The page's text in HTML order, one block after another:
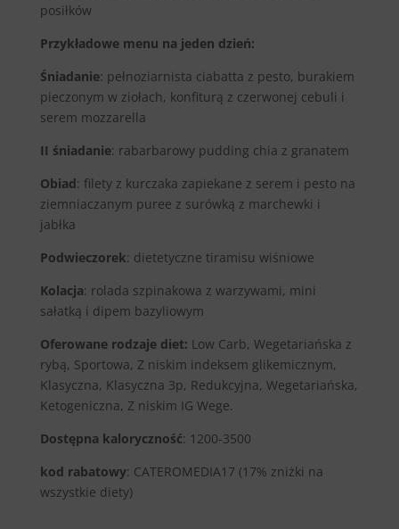
posiłków
Przykładowe menu na jeden dzień:
Śniadanie: pełnoziarnista ciabatta z pesto, burakiem
pieczonym w ziołach, konfiturą z czerwonej cebuli i
serem mozzarella
II śniadanie: rabarbarowy pudding chia z granatem
Obiad: filety z kurczaka zapiekane z serem i pesto na
ziemniaczanym puree z surówką z marchewki i
jabłka
Podwieczorek: dietetyczne tiramisu wiśniowe
Kolacja: rolada szpinakowa z warzywami, mini
sałatką i dipem bazyliowym
Oferowane rodzaje diet: Low Carb, Wegetariańska z
rybą, Sportowa, Z niskim indeksem glikemicznym,
Klasyczna, Klasyczna 3p, Redukcyjna, Wegetariańska,
Ketogeniczna, Z niskim IG Wege.
Dostępna kaloryczność: 1200-3500
kod rabatowy: CATEROMEDIA17 (17% zniżki na
wszystkie diety)